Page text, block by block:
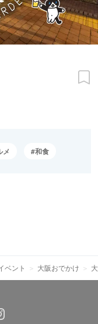
メ 和食
ベント 大阪おでかけ